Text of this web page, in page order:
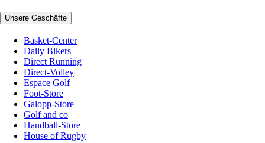
Unsere Geschäfte
Basket-Center
Daily Bikers
Direct Running
Direct-Volley
Espace Golf
Foot-Store
Galopp-Store
Golf and co
Handball-Store
House of Rugby